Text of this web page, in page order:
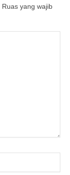
Ruas yang wajib